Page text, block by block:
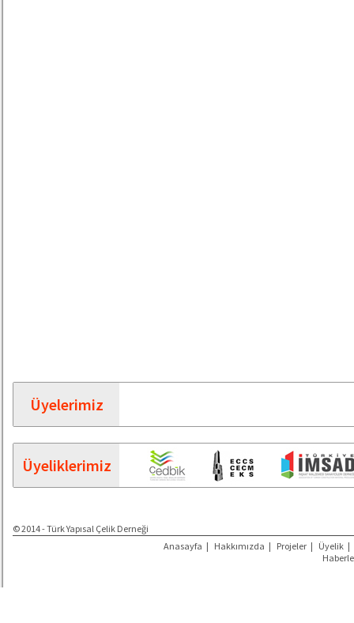
Üyelerimiz
Üyeliklerimiz
© 2014 - Türk Yapısal Çelik Derneği
Anasayfa | Hakkımızda | Projeler | Üyelik |